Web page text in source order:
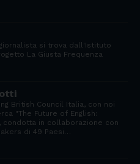
si trova dall'Istituto
La Giusta Frequenza
British Council Italia, con noi
"The Future of English:
condotta in collaborazione con
di 49 Paesi…